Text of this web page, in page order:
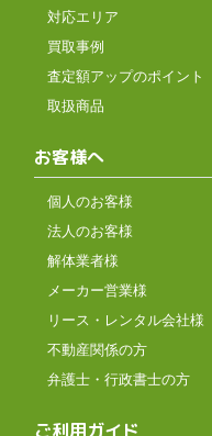
対応エリア
買取事例
査定額アップのポイント
取扱商品
お客様へ
個人のお客様
法人のお客様
解体業者様
メーカー営業様
リース・レンタル会社様
不動産関係の方
弁護士・行政書士の方
ご利用ガイド